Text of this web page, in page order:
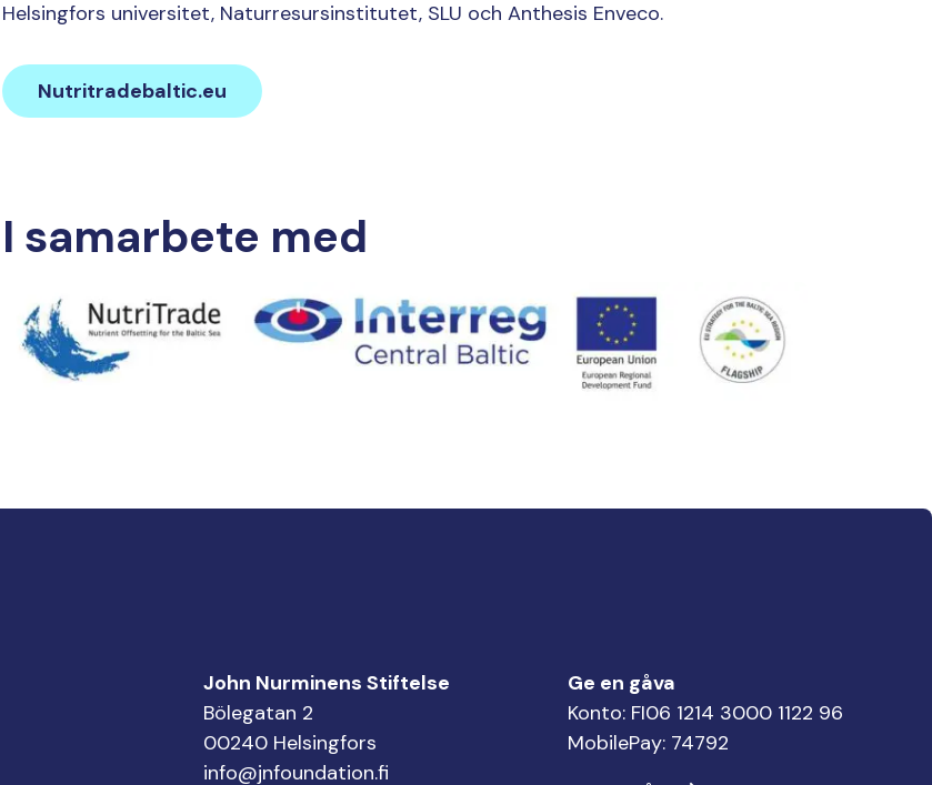
Helsingfors universitet, Naturresursinstitutet, SLU och Anthesis Enveco.
Nutritradebaltic.eu
I samarbete med
John Nurminens Stiftelse
Bölegatan 2
00240 Helsingfors
info@jnfoundation.fi
Ge en gåva
Konto: FI06 1214 3000 1122 96
MobilePay: 74792